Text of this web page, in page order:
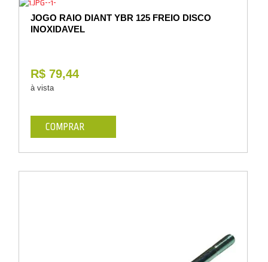
JOGO RAIO DIANT YBR 125 FREIO DISCO
INOXIDAVEL
R$ 79,44
à vista
COMPRAR